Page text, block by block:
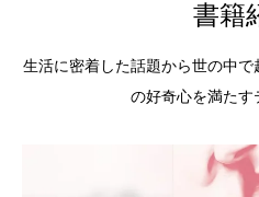
書籍
生活に密着した話題から世の中
の好奇心を満たす